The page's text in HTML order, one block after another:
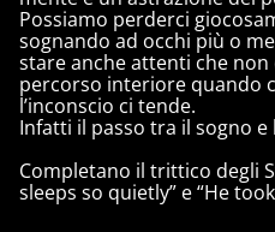
Possiamo perderci
sognando ad occhi più o
stare anche attenti che
percorso interiore quando
l’inconscio ci tende.
Infatti il passo tra il sogno
Completano il trittico degli
sleeps so quietly” e “He